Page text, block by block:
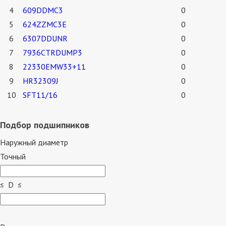
4
609DDMC3 0
5
624ZZMC3E 0
6
6307DDUNR 0
7
7936CTRDUMP3 0
8
22330EMW33+11 0
9
HR32309J 0
10
SFT11/16 0
Подбор подшипников
Наружный диаметр
Точный
≤ D ≤